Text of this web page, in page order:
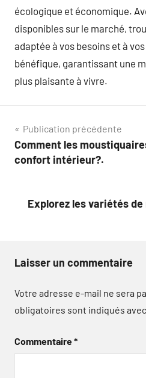
écologique et économique.
disponibles sur le marché,
adaptée à vos besoins et à
bénéfique, garantissant une
plus plaisante à vivre.
Navigation
de
Publication précédente
Comment les
confort intérieur?.
Explorez les variétés
Laisser un commentaire
Votre adresse e-mail ne sera
obligatoires sont indiqués avec
Commentaire*